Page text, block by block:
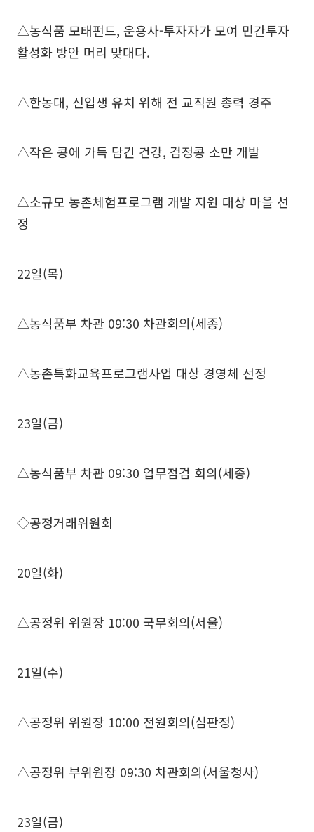
△농식품 모태펀드, 운용사-투자자가 모여 민간투자
활성화 방안 머리 맞대다.
△한농대, 신입생 유치 위해 전 교직원 총력 경주
△작은 콩에 가득 담긴 건강, 검정콩 소만 개발
△소규모 농촌체험프로그램 개발 지원 대상 마을 선
정
22일(목)
△농식품부 차관 09:30 차관회의(세종)
△농촌특화교육프로그램사업 대상 경영체 선정
23일(금)
△농식품부 차관 09:30 업무점검 회의(세종)
◇공정거래위원회
20일(화)
△공정위 위원장 10:00 국무회의(서울)
21일(수)
△공정위 위원장 10:00 전원회의(심판정)
△공정위 부위원장 09:30 차관회의(서울청사)
23일(금)